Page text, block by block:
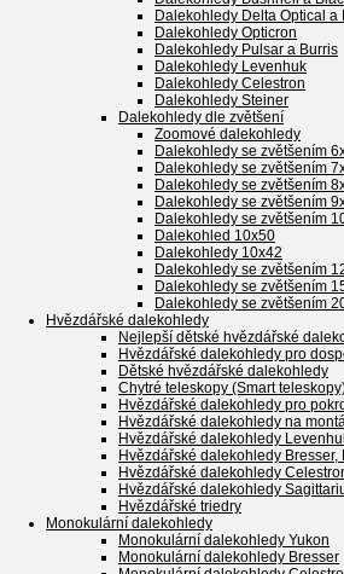
Dalekohledy Delta Optical a
Dalekohledy Opticron
Dalekohledy Pulsar a Burris
Dalekohledy Levenhuk
Dalekohledy Celestron
Dalekohledy Steiner
Dalekohledy dle zvětšení
Zoomové dalekohledy
Dalekohledy se zvětšením
Dalekohledy se zvětšením
Dalekohledy se zvětšením
Dalekohledy se zvětšením
Dalekohledy se zvětšením
Dalekohled 10x50
Dalekohledy 10x42
Dalekohledy se zvětšením
Dalekohledy se zvětšením
Dalekohledy se zvětšením
Hvězdářské dalekohledy
Nejlepší dětské hvězdářské
Hvězdářské dalekohledy pro
Dětské hvězdářské dalekohledy
Chytré teleskopy (Smart
Hvězdářské dalekohledy pro
Hvězdářské dalekohledy na
Hvězdářské dalekohledy
Hvězdářské dalekohledy Bresser,
Hvězdářské dalekohledy
Hvězdářské dalekohledy
Hvězdářské triedry
Monokulární dalekohledy
Monokulární dalekohledy Yukon
Monokulární dalekohledy Bresser